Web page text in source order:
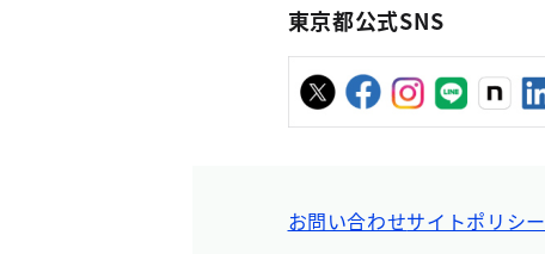
東京都公式SNS
お問い合わせサイトポリシー